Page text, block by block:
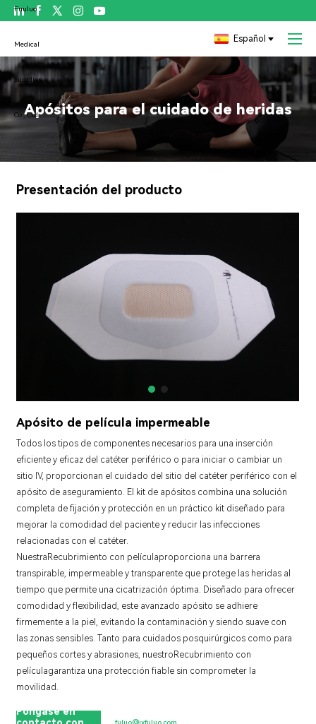

Español
Apósitos para el cuidado de heridas
Presentación del producto
Apósito de película impermeable
Todos los tipos de componentes necesarios para una inserción
eficiente y eficaz del catéter periférico o para iniciar o cambiar un
sitio IV, proporcionan el cuidado del sitio del catéter periférico con el
apósito de aseguramiento. El kit de apósitos combina una solución
completa de fijación y protección en un práctico kit diseñado para
mejorar la comodidad del paciente y reducir las infecciones
relacionadas con el catéter.
NuestraRecubrimiento con películaproporciona una barrera
transpirable, impermeable y transparente que protege las heridas al
tiempo que permite una cicatrización óptima. Diseñado para ofrecer
comodidad y flexibilidad, este avanzado apósito se adhiere
firmemente a la piel, evitando la contaminación y siendo suave con
las zonas sensibles. Tanto para cuidados posquirúrgicos como para
pequeños cortes y abrasiones, nuestroRecubrimiento con
películagarantiza una protección fiable sin comprometer la
movilidad.
Póngase en